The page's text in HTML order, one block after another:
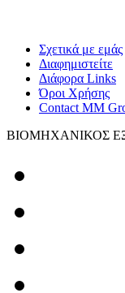
Σχετικά με εμάς
Διαφημιστείτε
Διάφορα Links
Όροι Χρήσης
Contact MM
ΒΙΟΜΗΧΑΝΙΚΟΣ